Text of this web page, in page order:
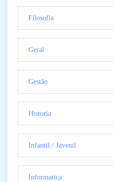
Filosofia
Geral
Gestão
Historia
Infantil / Juvenil
Informatica